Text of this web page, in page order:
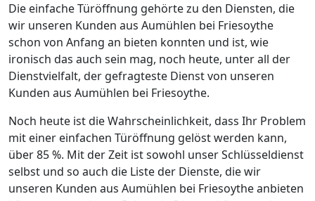
Die einfache Türöffnung gehörte zu den Diensten, die
wir unseren Kunden aus Aumühlen bei Friesoythe
schon von Anfang an bieten konnten und ist, wie
ironisch das auch sein mag, noch heute, unter all der
Dienstvielfalt, der gefragteste Dienst von unseren
Kunden aus Aumühlen bei Friesoythe.
Noch heute ist die Wahrscheinlichkeit, dass Ihr Problem
mit einer einfachen Türöffnung gelöst werden kann,
über 85 %. Mit der Zeit ist sowohl unser Schlüsseldienst
selbst und so auch die Liste der Dienste, die wir
unseren Kunden aus Aumühlen bei Friesoythe anbieten